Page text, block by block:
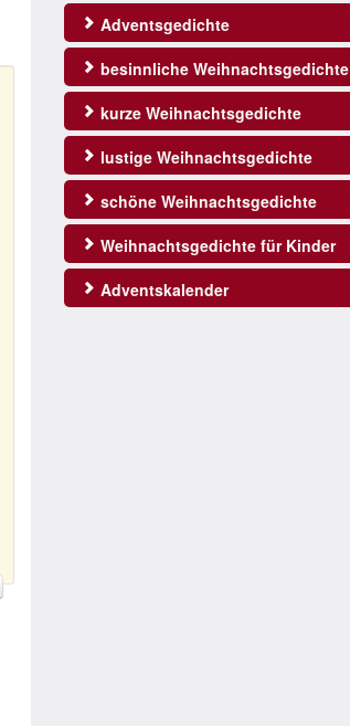
Adventsgedichte
besinnliche Weihnachtsgedichte
kurze Weihnachtsgedichte
lustige Weihnachtsgedichte
schöne Weihnachtsgedichte
Weihnachtsgedichte für Kinder
Adventskalender